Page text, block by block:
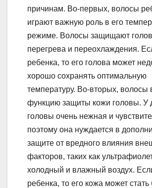
причинам. Во-первых, волосы
играют важную роль в его
режиме. Волосы защищают
перегрева и переохлаждения.
ребенка, то его голова может
хорошо сохранять оптимальную
температуру. Во-вторых,
функцию защиты кожи головы. У
головы очень нежная и
поэтому она нуждается в
защите от вредного влияния
факторов, таких как
холодный и влажный воздух.
ребенка, то его кожа может стать